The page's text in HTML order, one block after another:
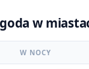
w
W NOCY